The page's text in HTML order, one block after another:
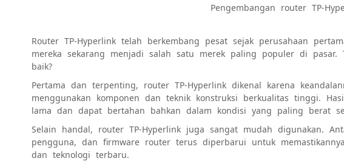
Pengembangan router TP-
Router TP-Hyperlink telah berkembang pesat sejak perusahaan
mereka sekarang menjadi salah satu merek paling populer di
baik?
Pertama dan terpenting, router TP-Hyperlink dikenal karena
menggunakan komponen dan teknik konstruksi berkualitas tinggi.
lama dan dapat bertahan bahkan dalam kondisi yang paling berat
Selain handal, router TP-Hyperlink juga sangat mudah digunakan.
pengguna, dan firmware router terus diperbarui untuk
dan teknologi terbaru.